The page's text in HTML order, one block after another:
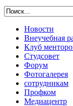
Новости
Внеучебная
Клуб
Студсовет
Форум
Фотогалерея
сотрудникам
Профком
Медиацентр